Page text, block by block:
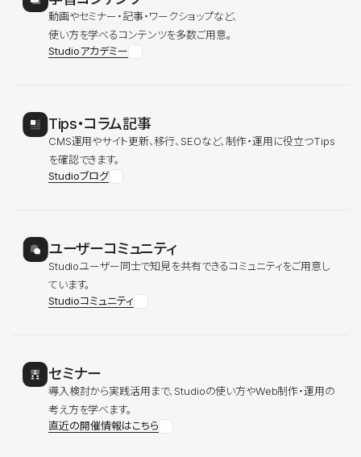
動画やセミナー・記事・ワークショップなど、
使い方を学べるコンテンツを多数ご用意。
Studioアカデミー
Tips・コラム記事
CMS運用やサイト更新、移行、SEOなど、制作・運用に役立つTips
を確認できます。
Studioブログ
ユーザーコミュニティ
Studioユーザー同士で知見を共有できるコミュニティをご用意し
ています。
Studioコミュニティ
セミナー
導入検討から実践活用まで、Studioの使い方やWeb制作・運用の
考え方を学べます。
直近の開催情報はこちら